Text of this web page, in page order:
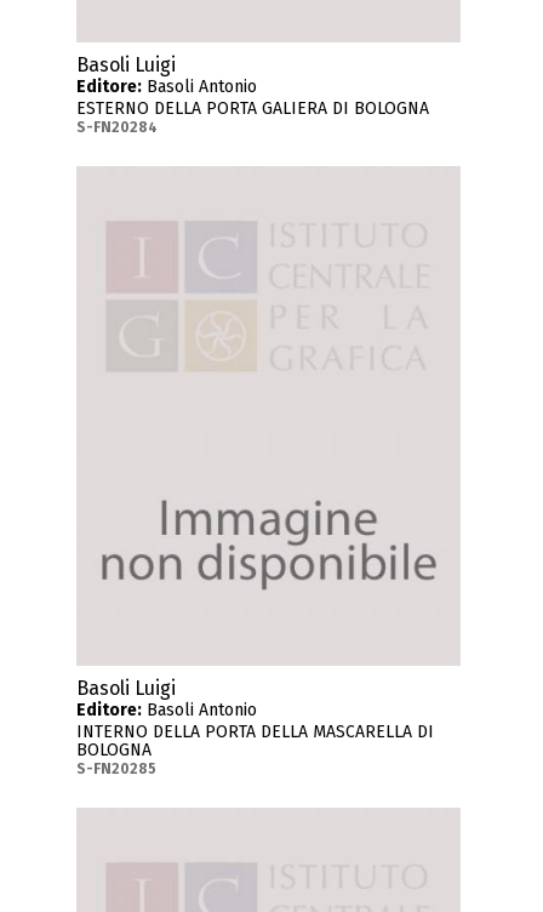
Basoli Luigi
Editore: Basoli Antonio
ESTERNO DELLA PORTA GALIERA DI BOLOGNA
S-FN20284
Basoli Luigi
Editore: Basoli Antonio
INTERNO DELLA PORTA DELLA MASCARELLA DI
BOLOGNA
S-FN20285